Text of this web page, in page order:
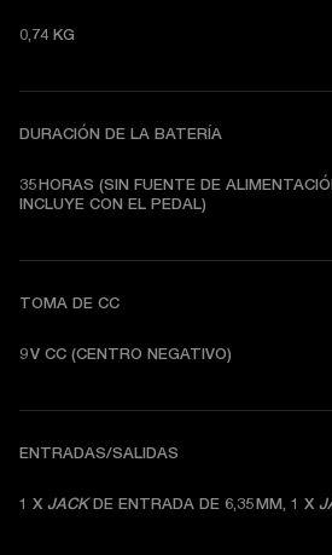
0,74 KG
DURACIÓN DE LA BATERÍA
35 HORAS (SIN FUENTE DE
TOMA DE CC
9 V CC (CENTRO NEGATIVO)
ENTRADAS/SALIDAS
1 X JACK DE ENTRADA DE 6,35 MM, 1 X